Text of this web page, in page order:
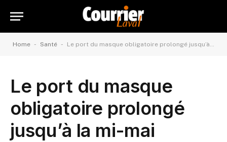
Home - Santé - Le port du masque obligatoire prolongé jusqu’à la mi-mai
Le port du masque
obligatoire prolongé
jusqu’à la mi-mai